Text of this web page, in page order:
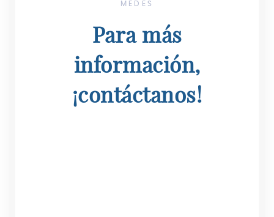
MEDES
Para más
información,
¡contáctanos!